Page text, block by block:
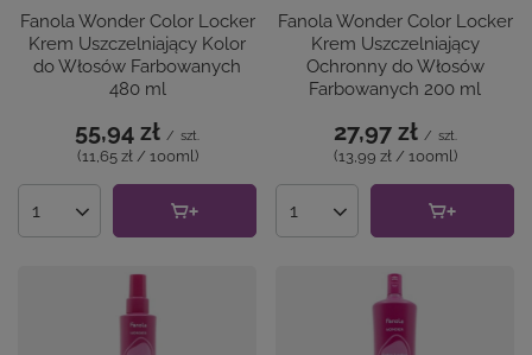
Fanola Wonder Color Locker
Krem Uszczelniający Kolor
do Włosów Farbowanych
480 ml
55,94 zł / szt.
(11,65 zł / 100ml)
Ilość produktów
Fanola Wonder Color Locker
Krem Uszczelniający
Ochronny do Włosów
Farbowanych 200 ml
27,97 zł / szt.
(13,99 zł / 100ml)
Ilość produktów